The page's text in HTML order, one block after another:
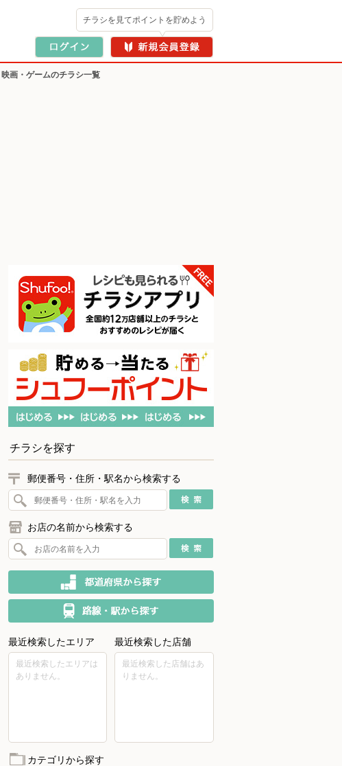
チラシを見てポイントを貯めよう
画・ゲームのチラシ一覧
チラシを探す
郵便番号・住所・駅名から検索する
お店の名前から検索する
最近検索したエリア
最近検索したエリアは
ありません。
最近検索した店舗
最近検索した店舗はあ
りません。
カテゴリから探す